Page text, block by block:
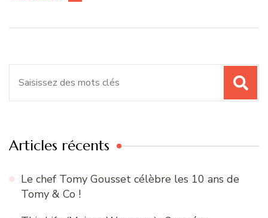
Articles récents
Le chef Tomy Gousset célèbre les 10 ans de
Tomy & Co !